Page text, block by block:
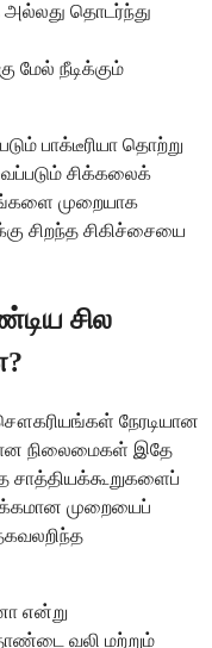
அல்லது தொடர்ந்து
மேல் நீடிக்கும்
பாக்டீரியா தொற்று
சிக்கலைக்
முறையாக
சிறந்த சிகிச்சையை
சில
நேரடியான
நிலைமைகள் இதே
சாத்தியக்கூறுகளைப்
முறையைப்
என்று
வலி மற்றும்